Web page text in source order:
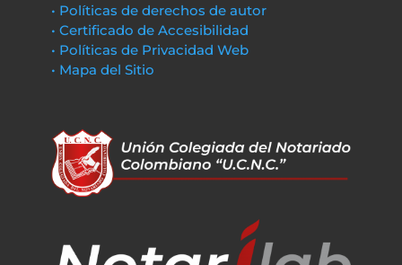
• Políticas de derechos de autor
• Certificado de Accesibilidad
• Políticas de Privacidad Web
• Mapa del Sitio